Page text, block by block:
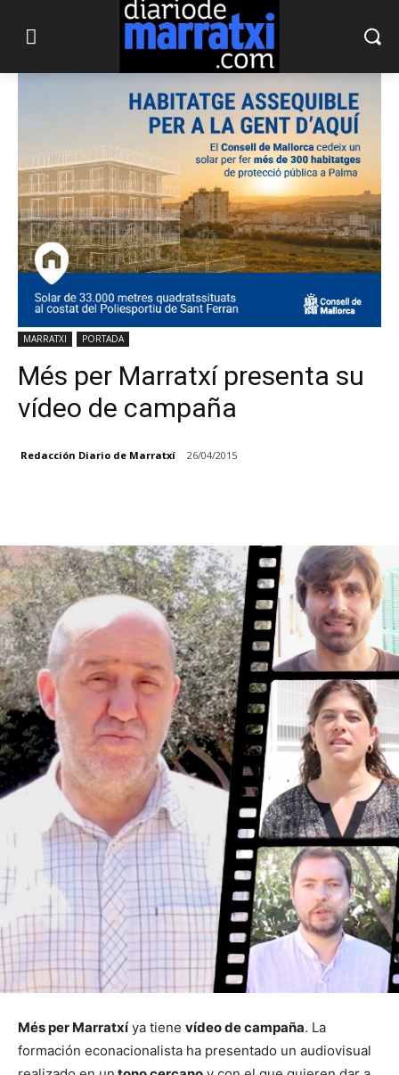
MARRATXI PORTADA
Més per Marratxí presenta su
vídeo de campaña
Redacción Diario de Marratxí 26/04/2015
Més per Marratxíya tiene vídeo de campaña. La
formación econacionalista ha presentado un audiovisual